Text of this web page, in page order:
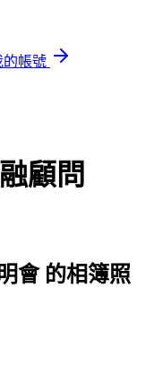
的帳號
顧問
會 的相簿照